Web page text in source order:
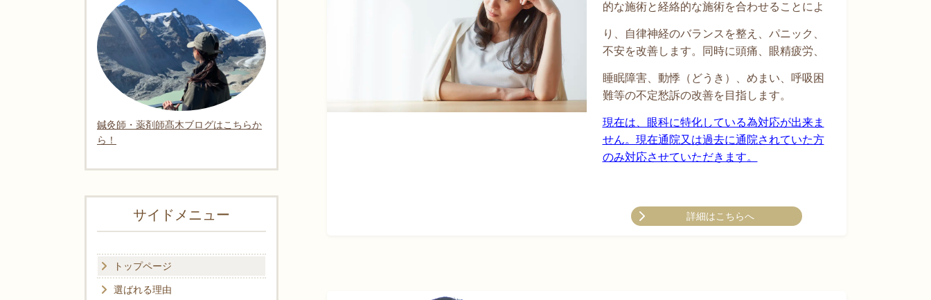
的な施術と経絡的な施術を合わせることによ
り、
自律神経のバランスを整え、パニック、
不安を改善します。同時に頭痛、眼精疲労、
睡眠障害、動悸（どうき）、めまい、呼吸困
難等の不定愁訴の改善を目指します。
現在は、眼科に特化している為対応が出来ま
せん。現在通院又は過去に通院されていた方
のみ対応させていただきます。
詳細はこちらへ
鍼灸師・薬剤師髙木ブログはこちらか
ら！
サイドメニュー
トップページ
選ばれる理由